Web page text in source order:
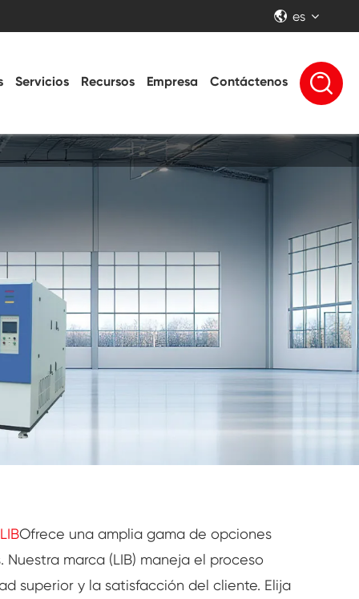
 es
Servicios Recursos Empresa Contáctenos 
Ofrece una amplia gama de opciones
marca (LIB) maneja el proceso
superior y la satisfacción del cliente. Elija